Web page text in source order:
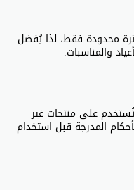
محدودة فقط، لذا يُفضل
والمناسبات.
على منتجات غير
المدرجة قبل استخدام